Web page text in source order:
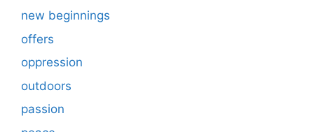
new beginnings
offers
oppression
outdoors
passion